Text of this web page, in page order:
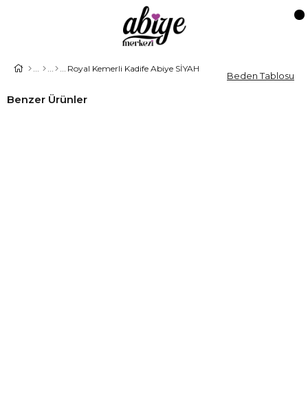
Royal Kemerli Kadife Abiye SİYAH
Benzer Ürünler
Beden Tablosu